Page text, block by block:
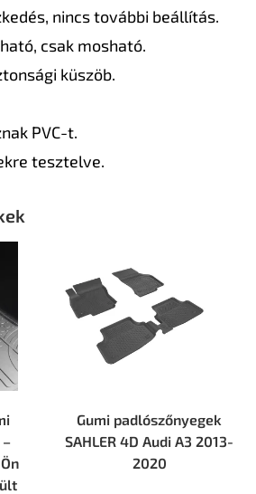
nincs további beállítás.
csak mosható.
küszöb.
PVC-t.
tesztelve.
Gumi padlószőnyegek
SAHLER 4D Audi А3 2013-
2020